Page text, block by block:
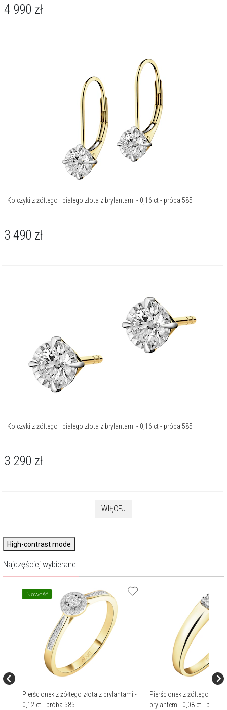
4 990 zł
Kolczyki z żółtego i białego złota z brylantami - 0,16 ct - próba 585
3 490 zł
Kolczyki z żółtego i białego złota z brylantami - 0,16 ct - próba 585
3 290 zł
WIĘCEJ
High-contrast mode
Najczęściej wybierane
Nowość
Pierścionek z żółtego złota z brylantami -
0,12 ct - próba 585
Pierścionek z żółtego i
brylantem - 0,08 ct - próba